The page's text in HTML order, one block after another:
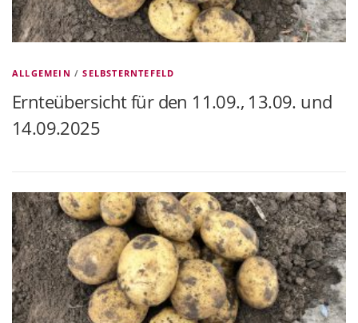
ALLGEMEIN /SELBSTERNTEFELD
Ernteübersicht für den 11.09., 13.09. und
14.09.2025